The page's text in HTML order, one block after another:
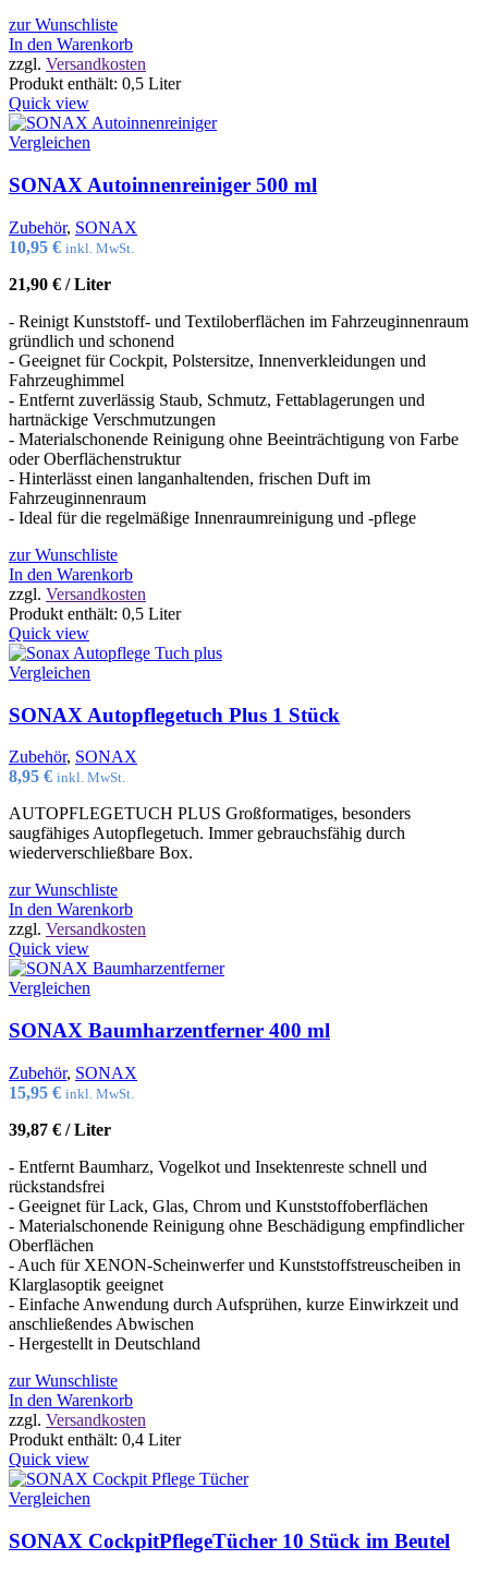
zur Wunschliste
In den Warenkorb
zzgl. Versandkosten
Produkt enthält: 0,5 Liter
Quick view
Vergleichen
SONAX Autoinnenreiniger 500 ml
Zubehör, SONAX
10,95 € inkl. MwSt.
21,90 € /Liter
- Reinigt Kunststoff- und Textiloberflächen im Fahrzeuginnenraum
gründlich und schonend
- Geeignet für Cockpit, Polstersitze, Innenverkleidungen und
Fahrzeughimmel
- Entfernt zuverlässig Staub, Schmutz, Fettablagerungen und
hartnäckige Verschmutzungen
- Materialschonende Reinigung ohne Beeinträchtigung von Farbe
oder Oberflächenstruktur
- Hinterlässt einen langanhaltenden, frischen Duft im
Fahrzeuginnenraum
- Ideal für die regelmäßige Innenraumreinigung und -pflege
zur Wunschliste
In den Warenkorb
zzgl. Versandkosten
Produkt enthält: 0,5 Liter
Quick view
Vergleichen
SONAX Autopflegetuch Plus 1 Stück
Zubehör, SONAX
8,95 € inkl. MwSt.
AUTOPFLEGETUCH PLUS Großformatiges, besonders
saugfähiges Autopflegetuch. Immer gebrauchsfähig durch
wiederverschließbare Box.
zur Wunschliste
In den Warenkorb
zzgl. Versandkosten
Quick view
Vergleichen
SONAX Baumharzentferner 400 ml
Zubehör, SONAX
15,95 € inkl. MwSt.
39,87 € /Liter
- Entfernt Baumharz, Vogelkot und Insektenreste schnell und
rückstandsfrei
- Geeignet für Lack, Glas, Chrom und Kunststoffoberflächen
- Materialschonende Reinigung ohne Beschädigung empfindlicher
Oberflächen
- Auch für XENON-Scheinwerfer und Kunststoffstreuscheiben in
Klarglasoptik geeignet
- Einfache Anwendung durch Aufsprühen, kurze Einwirkzeit und
anschließendes Abwischen
- Hergestellt in Deutschland
zur Wunschliste
In den Warenkorb
zzgl. Versandkosten
Produkt enthält: 0,4 Liter
Quick view
Vergleichen
SONAX CockpitPflegeTücher 10 Stück im Beutel